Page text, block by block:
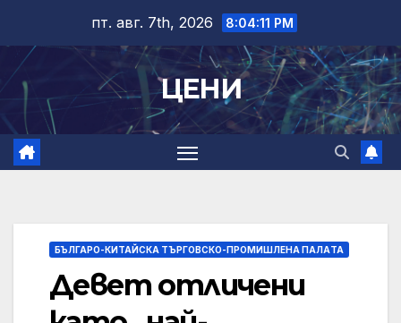
content
пт. авг. 7th, 2026 8:04:12 PM
ЦЕНИ
БЪЛГАРО-КИТАЙСКА ТЪРГОВСКО-ПРОМИШЛЕНА ПАЛAТА
Девет отличени